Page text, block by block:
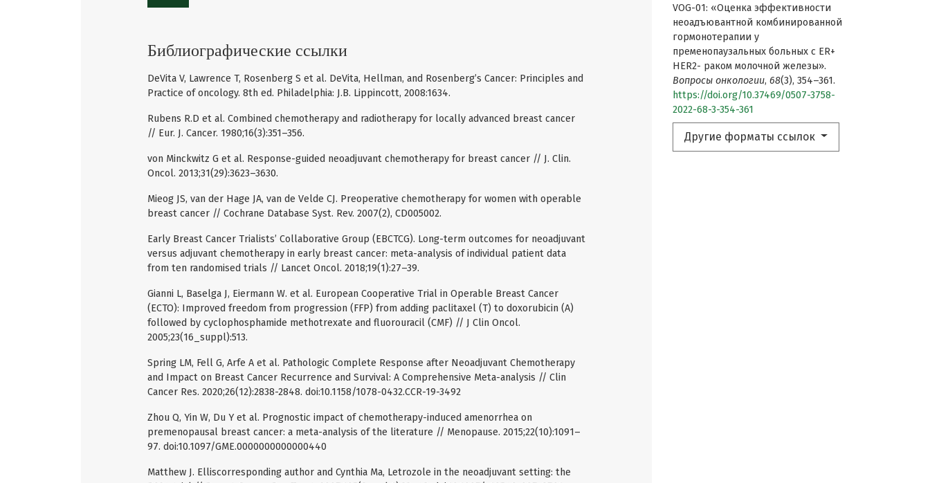
VOG-01: «Оценка эффективности
неоадъювантной комбинированной
гормонотерапии у
пременопаузальных больных с ER+
HER2- раком молочной железы».
Вопросы онкологии, 68(3), 354–361.
https://doi.org/10.37469/0507-3758-
2022-68-3-354-361
Другие форматы ссылок
Библиографические ссылки
DeVita V, Lawrence T, Rosenberg S et al. DeVita, Hellman, and Rosenberg’s Cancer: Principles and
Practice of oncology. 8th ed. Philadelphia: J.B. Lippincott, 2008:1634.
Rubens R.D et al. Combined chemotherapy and radiotherapy for locally advanced breast cancer
// Eur. J. Cancer. 1980;16(3):351–356.
von Minckwitz G et al. Response-guided neoadjuvant chemotherapy for breast cancer // J. Clin.
Oncol. 2013;31(29):3623–3630.
Mieog JS, van der Hage JA, van de Velde CJ. Preoperative chemotherapy for women with operable
breast cancer // Cochrane Database Syst. Rev. 2007(2), CD005002.
Early Breast Cancer Trialists’ Collaborative Group (EBCTCG). Long-term outcomes for neoadjuvant
versus adjuvant chemotherapy in early breast cancer: meta-analysis of individual patient data
from ten randomised trials // Lancet Oncol. 2018;19(1):27–39.
Gianni L, Baselga J, Eiermann W. et al. European Cooperative Trial in Operable Breast Cancer
(ECTO): Improved freedom from progression (FFP) from adding paclitaxel (T) to doxorubicin (A)
followed by cyclophosphamide methotrexate and fluorouracil (CMF) // J Clin Oncol.
2005;23(16_suppl):513.
Spring LM, Fell G, Arfe A et al. Pathologic Complete Response after Neoadjuvant Chemotherapy
and Impact on Breast Cancer Recurrence and Survival: A Comprehensive Meta-analysis // Clin
Cancer Res. 2020;26(12):2838-2848. doi:10.1158/1078-0432.CCR-19-3492
Zhou Q, Yin W, Du Y et al. Prognostic impact of chemotherapy-induced amenorrhea on
premenopausal breast cancer: a meta-analysis of the literature // Menopause. 2015;22(10):1091–
97. doi:10.1097/GME.0000000000000440
Matthew J. Elliscorresponding author and Cynthia Ma, Letrozole in the neoadjuvant setting: the